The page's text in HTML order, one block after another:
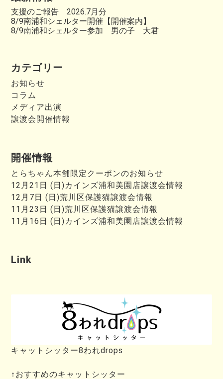
支援のご報告 2026.7月分
8/9南浦和シェルター開催【開催案内】
8/9南浦和シェルター参加 男の子 大君
カテゴリー
お知らせ
コラム
メディア出演
譲渡会開催情報
開催情報
とらちゃん本舗限定クーポンのお知らせ
12月21日 (日)カインズ浦和美園店譲渡会情報
12月7日 (日)荒川区保護猫譲渡会情報
11月23日 (日)荒川区保護猫譲渡会情報
11月16日 (日)カインズ浦和美園店譲渡会情報
Link
キャットシッター8われdrops
↑おすすめのキャットシッター